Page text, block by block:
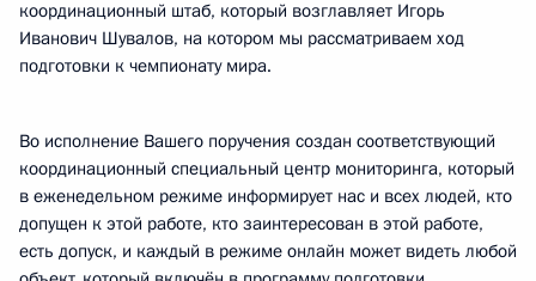
координационный штаб, который возглавляет Игорь
Иванович Шувалов, на котором мы рассматриваем ход
подготовки к чемпионату мира.
Во исполнение Вашего поручения создан соответствующий
координационный специальный центр мониторинга, который
в еженедельном режиме информирует нас и всех людей, кто
допущен к этой работе, кто заинтересован в этой работе,
есть допуск, и каждый в режиме онлайн может видеть любой